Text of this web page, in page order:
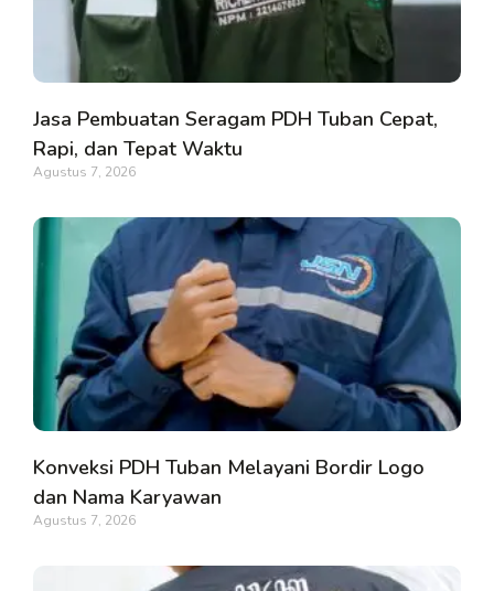
Jasa Pembuatan Seragam PDH Tuban Cepat,
Rapi, dan Tepat Waktu
Agustus 7, 2026
Konveksi PDH Tuban Melayani Bordir Logo
dan Nama Karyawan
Agustus 7, 2026